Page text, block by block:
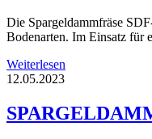
Die Spargeldammfräse
Bodenarten. Im Einsatz für
Weiterlesen
12.05.2023